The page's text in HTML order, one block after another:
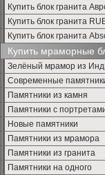
Купить блок гранита
Купить блок гранита
Купить блок гранита
Купить мраморные
Зелёный мрамор из
Современные
Памятники из камня
Памятники с
Новые памятники
Памятники из мрамора
Памятники из гранита
Памятники на одного